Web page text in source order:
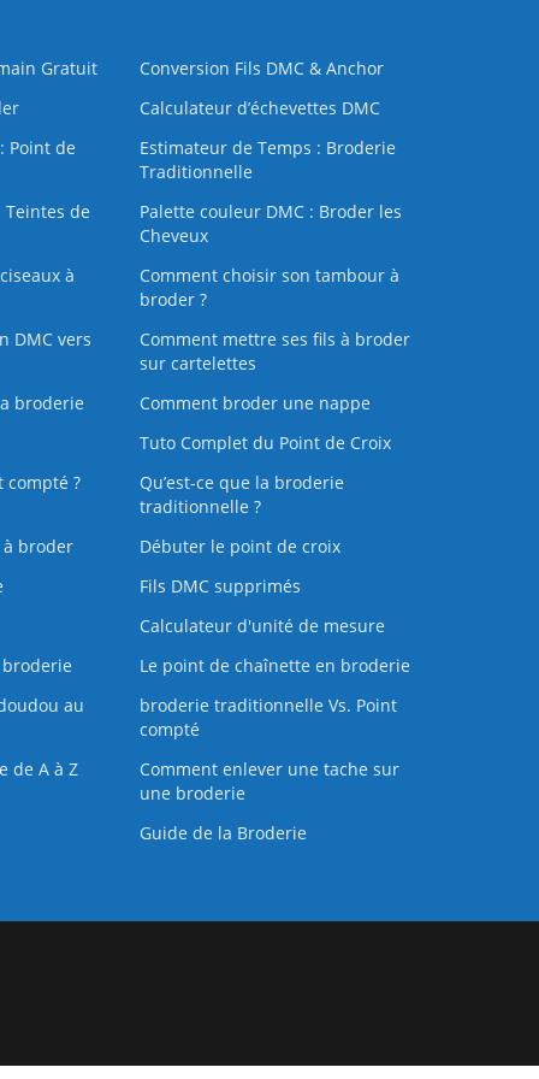
Gratuit
Conversion Fils DMC & Anchor
Calculateur d’échevettes DMC
Point de
Estimateur de Temps : Broderie
Traditionnelle
Teintes de
Palette couleur DMC : Broder les
Cheveux
à
Comment choisir son tambour à
broder ?
DMC vers
Comment mettre ses fils à broder
sur cartelettes
broderie
Comment broder une nappe
Tuto Complet du Point de Croix
compté ?
Qu’est-ce que la broderie
traditionnelle ?
broder
Débuter le point de croix
Fils DMC supprimés
Calculateur d'unité de mesure
Le point de chaînette en broderie
au
broderie traditionnelle Vs. Point
compté
de A à Z
Comment enlever une tache sur
une broderie
Guide de la Broderie